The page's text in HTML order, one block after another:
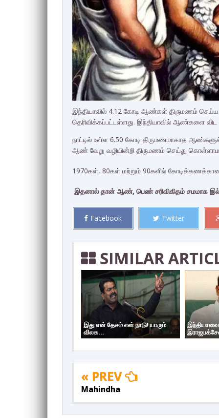
இந்தியாவில் 4.12 கோடி ஆண்கள் திருமணம்
தெரிவிக்கப்பட்டள்ளது. இந்தியாவில் ஆண்களை
நாட்டில் உள்ள 6.50 கோடி திருமணமாகாத
ஆண் வேறு வழியின்றி திருமணம் செய்து கொள்ளாமல்
1970கள், 80கள் மற்றும் 90களில்
இதனால் தான் ஆண், பெண் சரிவிகிதம் சமமாக
Facebook Twitter
SIMILAR
இது என் தேசம் என் நாடு! யாரும்
விலக...
« PREV
Mahindha